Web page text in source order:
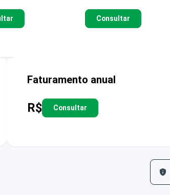
Consultar
Faturamento anual
R$ Consultar